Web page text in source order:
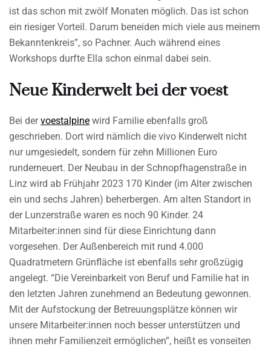
ist das schon mit zwölf Monaten möglich. Das ist schon
ein riesiger Vorteil. Darum beneiden mich viele aus meinem
Bekanntenkreis”, so Pachner. Auch während eines
Workshops durfte Ella schon einmal dabei sein.
Neue Kinderwelt bei der voest
Bei dervoestalpine wird Familie ebenfalls groß
geschrieben. Dort wird nämlich die vivo Kinderwelt nicht
nur umgesiedelt, sondern für zehn Millionen Euro
runderneuert. Der Neubau in der Schnopfhagenstraße in
Linz wird ab Frühjahr 2023 170 Kinder (im Alter zwischen
ein und sechs Jahren) beherbergen. Am alten Standort in
der Lunzerstraße waren es noch 90 Kinder. 24
Mitarbeiter:innen sind für diese Einrichtung dann
vorgesehen. Der Außenbereich mit rund 4.000
Quadratmetern Grünfläche ist ebenfalls sehr großzügig
angelegt. “Die Vereinbarkeit von Beruf und Familie hat in
den letzten Jahren zunehmend an Bedeutung gewonnen.
Mit der Aufstockung der Betreuungsplätze können wir
unsere Mitarbeiter:innen noch besser unterstützen und
ihnen mehr Familienzeit ermöglichen”, heißt es vonseiten